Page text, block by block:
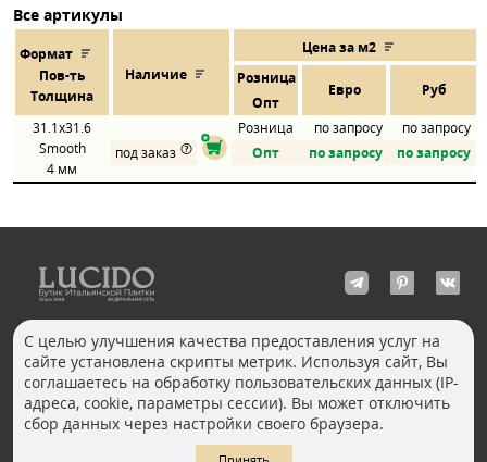
Все артикулы
Формат
Пов-ть
Толщина
Наличие
Цена за м2
Розница
Евро Руб
Опт
31.1x31.6
Smooth
4 мм
Розница по запросу
по запросу
под заказ
Опт по запросу по запросу
КОНТАКТЫ
Москва, Пречистенка
Волгоград
Екатеринбург
Казань
Новосибирск
Санкт-Петербург
С целью улучшения качества предоставления услуг на
сайте установлена скрипты метрик. Используя сайт, Вы
соглашаетесь на обработку пользовательских данных (IP-
адреса, cookie, параметры сессии). Вы может отключить
сбор данных через настройки своего браузера.